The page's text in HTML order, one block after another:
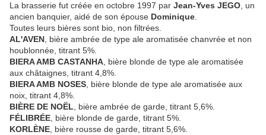
La brasserie fut créée en octobre 1997 par Jean-Yves JEGO , un
ancien banquier, aidé de son épouse Dominique
Toutes leurs bières sont bio, non filtrées.
AL'AVEN , bière ambrée de type ale aromatisée chanvrée et non
houblonnée, titrant 5%.
BIERA AMB CASTANHA , bière blonde de type ale aromatisée
aux châtaignes, titrant 4,8%.
BIERA AMB NOSES , bière blonde de type ale aromatisée aux
noix, titrant 4,8%.
BIÈRE DE NOËL , bière ambrée de garde, titrant 5,6%.
FÉLIBRÉE , bière blonde de garde, titrant 5%.
KORLÈNE , bière rousse de garde, titrant 5,6%.